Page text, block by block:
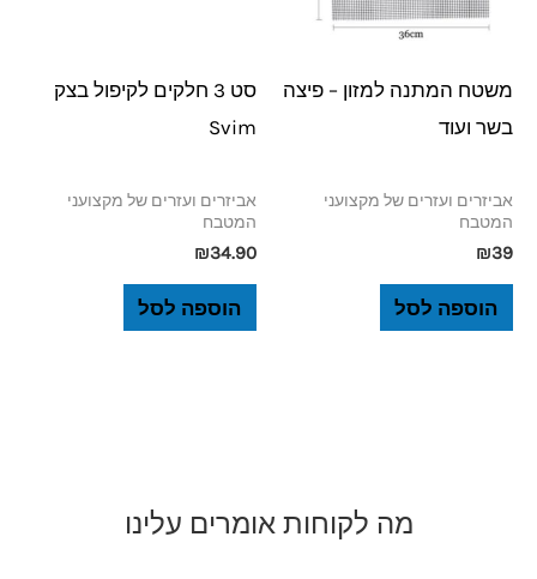
משטח המתנה למזון – פיצה
בשר ועוד
אביזרים ועזרים של מקצועני
המטבח
₪39
הוספה לסל
סט 3 חלקים לקיפול בצק
Svim
אביזרים ועזרים של מקצועני
המטבח
₪34.90
הוספה לסל
מה לקוחות אומרים עלינו